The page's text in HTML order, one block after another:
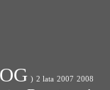
) 2 lata 2007 2008